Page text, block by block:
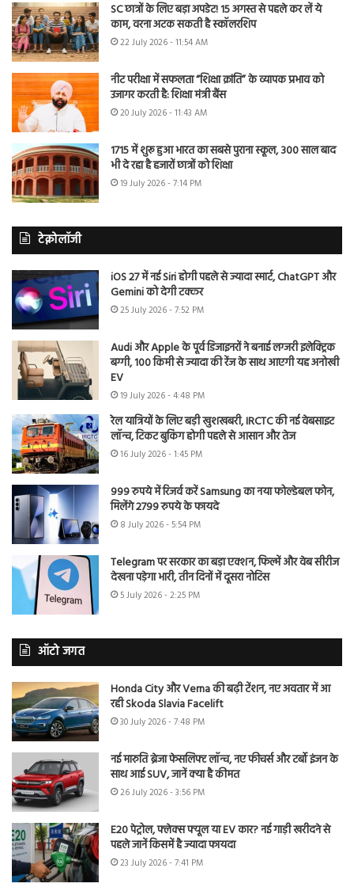
SC छात्रों के लिए बड़ा अपडेट! 15 अगस्त से पहले कर लें ये
काम, वरना अटक सकती है स्कॉलरशिप
22 July 2026 - 11:54 AM
नीट परीक्षा में सफलता “शिक्षा क्रांति” के व्यापक प्रभाव को
उजागर करती है: शिक्षा मंत्री बैंस
20 July 2026 - 11:43 AM
1715 में शुरू हुआ भारत का सबसे पुराना स्कूल, 300 साल बाद
भी दे रहा है हजारों छात्रों को शिक्षा
19 July 2026 - 7:14 PM
टेक्नोलॉजी
iOS 27 में नई Siri होगी पहले से ज्यादा स्मार्ट, ChatGPT और
Gemini को देगी टक्कर
25 July 2026 - 7:52 PM
Audi और Apple के पूर्व डिजाइनरों ने बनाई लग्जरी इलेक्ट्रिक
बग्गी, 100 किमी से ज्यादा की रेंज के साथ आएगी यह अनोखी
EV
19 July 2026 - 4:48 PM
रेल यात्रियों के लिए बड़ी खुशखबरी, IRCTC की नई वेबसाइट
लॉन्च, टिकट बुकिंग होगी पहले से आसान और तेज
16 July 2026 - 1:45 PM
999 रुपये में रिजर्व करें Samsung का नया फोल्डेबल फोन,
मिलेंगे 2799 रुपये के फायदे
8 July 2026 - 5:54 PM
Telegram पर सरकार का बड़ा एक्शन, फिल्में और वेब सीरीज
देखना पड़ेगा भारी, तीन दिनों में दूसरा नोटिस
5 July 2026 - 2:25 PM
ऑटो जगत
Honda City और Verna की बढ़ी टेंशन, नए अवतार में आ
रही Skoda Slavia Facelift
30 July 2026 - 7:48 PM
नई मारुति ब्रेजा फेसलिफ्ट लॉन्च, नए फीचर्स और टर्बो इंजन के
साथ आई SUV, जानें क्या है कीमत
26 July 2026 - 3:56 PM
E20 पेट्रोल, फ्लेक्स फ्यूल या EV कार? नई गाड़ी खरीदने से
पहले जानें किसमें है ज्यादा फायदा
23 July 2026 - 7:41 PM